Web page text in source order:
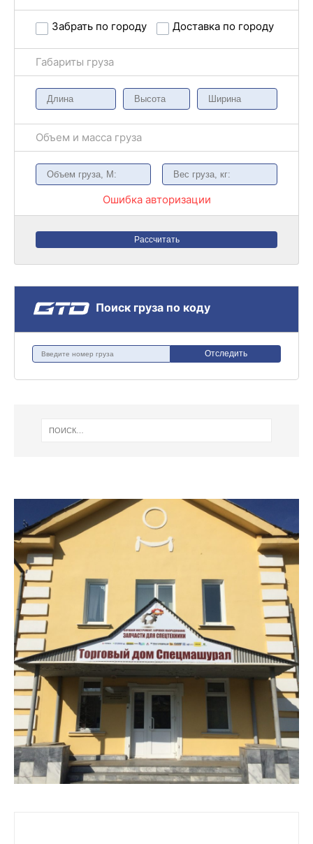
Забрать по городу Доставка по городу
Габариты груза
Объем и масса груза
Ошибка авторизации
Рассчитать
Поиск груза по коду
Отследить